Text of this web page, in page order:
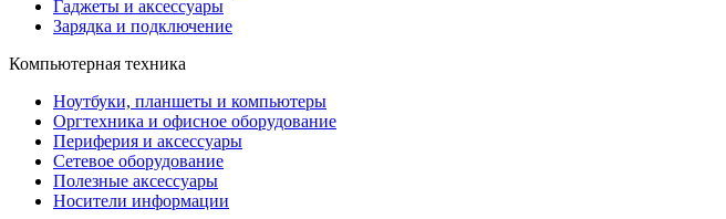
Гаджеты и аксессуары
Зарядка и подключение
Компьютерная техника
Ноутбуки, планшеты и компьютеры
Оргтехника и офисное оборудование
Периферия и аксессуары
Cетевое оборудование
Полезные аксессуары
Носители информации